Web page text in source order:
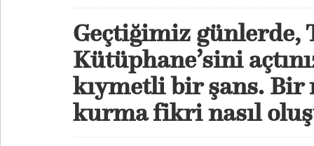
Geçtiğimiz günlerde,
Kütüphane’sini
kıymetli bir şans.
kurma fikri nasıl